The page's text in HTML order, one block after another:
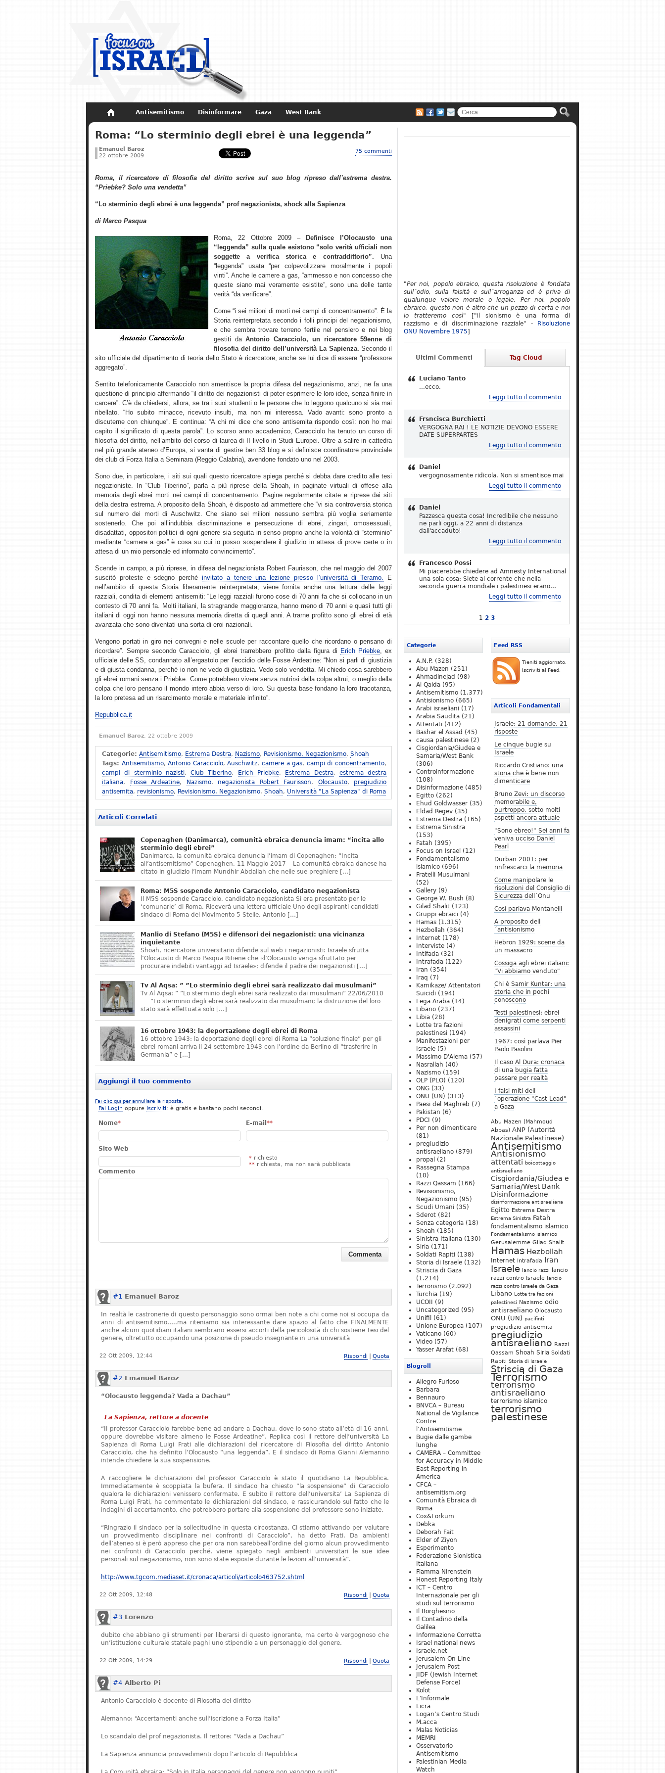
Antisemitismo Disinformare Gaza West Bank
Non dimenticare Storia di Israele
Roma: “Lo sterminio degli ebrei è una leggenda”
Emanuel Baroz
22 ottobre 2009
75 commenti
Roma, il ricercatore di filosofia del diritto scrive sul suo blog ripreso dall’estrema destra.
“Priebke? Solo una vendetta”
“Lo sterminio degli ebrei è una leggenda” prof negazionista, shock alla Sapienza
di Marco Pasqua
Roma, 22 Ottobre 2009 –
Definisce l’Olocausto una
“leggenda” sulla quale esistono “solo verità ufficiali non
soggette a verifica storica e contraddittorio”. Una
“leggenda” usata “per colpevolizzare moralmente i popoli
vinti”. Anche le camere a gas, “ammesso e non concesso che
queste siano mai veramente esistite”, sono una delle tante
verità “da verificare”.
Come “i sei milioni di morti nei campi di concentramento”. È la
Storia reinterpretata secondo i folli principi del negazionismo,
e che sembra trovare terreno fertile nel pensiero e nei blog
gestiti daAntonio Caracciolo, un ricercatore 59enne di
filosofia del diritto dell’università La Sapienza. Secondo il
sito ufficiale del dipartimento di teoria dello Stato è ricercatore, anche se lui dice di essere “professore
aggregato”.
Sentito telefonicamente Caracciolo non smentisce la propria difesa del negazionismo, anzi, ne fa una
questione di principio affermando “il diritto dei negazionisti di poter esprimere le loro idee, senza finire in
carcere”. C’è da chiedersi, allora, se tra i suoi studenti o le persone che lo leggono qualcuno si sia mai
ribellato. “Ho subito minacce, ricevuto insulti, ma non mi interessa. Vado avanti: sono pronto a
discuterne con chiunque”. E continua: “A chi mi dice che sono antisemita rispondo così: non ho mai
capito il significato di questa parola”. Lo scorso anno accademico, Caracciolo ha tenuto un corso di
filosofia del diritto, nell’ambito del corso di laurea di II livello in Studi Europei. Oltre a salire in cattedra
nel più grande ateneo d’Europa, si vanta di gestire ben 33 blog e si definisce coordinatore provinciale
dei club di Forza Italia a Seminara (Reggio Calabria), avendone fondato uno nel 2003.
Sono due, in particolare, i siti sui quali questo ricercatore spiega perché si debba dare credito alle tesi
negazioniste. In “Club Tiberino”, parla a più riprese della Shoah, in paginate virtuali di offese alla
memoria degli ebrei morti nei campi di concentramento. Pagine regolarmente citate e riprese dai siti
della destra estrema. A proposito della Shoah, è disposto ad ammettere che “vi sia controversia storica
sul numero dei morti di Auschwitz. Che siano sei milioni nessuno sembra più voglia seriamente
sostenerlo. Che poi all’indubbia discriminazione e persecuzione di ebrei, zingari, omosessuali,
disadattati, oppositori politici di ogni genere sia seguita in senso proprio anche la volontà di “sterminio”
mediante “camere a gas” è cosa su cui io posso sospendere il giudizio in attesa di prove certe o in
attesa di un mio personale ed informato convincimento”.
Scende in campo, a più riprese, in difesa del negazionista Robert Faurisson, che nel maggio del 2007
suscitò proteste e sdegno perché invitato a tenere una lezione presso l’università di Teramo. E
nell’ambito di questa Storia liberamente reinterpretata, viene fornita anche una lettura delle leggi
razziali, condita di elementi antisemiti: “Le leggi razziali furono cose di 70 anni fa che si collocano in un
contesto di 70 anni fa. Molti italiani, la stragrande maggioranza, hanno meno di 70 anni e quasi tutti gli
italiani di oggi non hanno nessuna memoria diretta di quegli anni. A trarne profitto sono gli ebrei di età
avanzata che sono diventati una sorta di eroi nazionali.
Vengono portati in giro nei convegni e nelle scuole per raccontare quello che ricordano o pensano di
ricordare”. Sempre secondo Caracciolo, gli ebrei trarrebbero profitto dalla figura di Erich Priebke, ex
ufficiale delle SS, condannato all’ergastolo per l’eccidio delle Fosse Ardeatine: “Non si parli di giustizia
e di giusta condanna, perché io non ne vedo di giustizia. Vedo solo vendetta. Mi chiedo cosa sarebbero
gli ebrei romani senza i Priebke. Come potrebbero vivere senza nutrirsi della colpa altrui, o meglio della
colpa che loro pensano il mondo intero abbia verso di loro. Su questa base fondano la loro tracotanza,
la loro pretesa ad un risarcimento morale e materiale infinito”.
Repubblica.it
Emanuel Baroz, 22 ottobre 2009
Categorie: Antisemitismo, Estrema Destra, Nazismo, Revisionismo, Negazionismo, Shoah
Tags: Antisemitismo,Antonio Caracciolo,Auschwitz,camere a gas, campi di concentramento,
campi di sterminio nazisti,Club Tiberino, Erich Priebke, Estrema Destra, estrema destra
italiana, Fosse Ardeatine, Nazismo, negazionista Robert Faurisson, Olocausto, pregiudizio
antisemita, revisionismo, Revisionismo, Negazionismo, Shoah, Università "La Sapienza" di Roma
Articoli Correlati
Copenaghen (Danimarca), comunità ebraica denuncia imam: “incita allo
sterminio degli ebrei”
Danimarca, la comunità ebraica denuncia l’imam di Copenaghen: “Incita
all’antisemitismo” Copenaghen, 11 Maggio 2017 – La comunità ebraica danese ha
citato in giudizio l’imam Mundhir Abdallah che nelle sue preghiere […]
Roma: M5S sospende Antonio Caracciolo, candidato negazionista
Il M5S sospende Caracciolo, candidato negazionista Si era presentato per le
‘comunarie’ di Roma. Riceverà una lettera ufficiale Uno degli aspiranti candidati
sindaco di Roma del Movimento 5 Stelle, Antonio […]
Manlio di Stefano (M5S) e difensori dei negazionisti: una vicinanza
inquietante
Shoah, ricercatore universitario difende sul web i negazionisti: Israele sfrutta
l’Olocausto di Marco Pasqua Ritiene che «l’Olocausto venga sfruttato per
procurare indebiti vantaggi ad Israele»; difende il padre dei negazionisti […]
Tv Al Aqsa: ” ”Lo sterminio degli ebrei sarà realizzato dai musulmani”
Tv Al Aqsa: ” ”Lo sterminio degli ebrei sarà realizzato dai musulmani” 22/06/2010
”Lo sterminio degli ebrei sarà realizzato dai musulmani; la distruzione del loro
stato sarà effettuata solo […]
16 ottobre 1943: la deportazione degli ebrei di Roma
16 ottobre 1943: la deportazione degli ebrei di Roma La “soluzione finale” per gli
ebrei romani arriva il 24 settembre 1943 con l’ordine da Berlino di “trasferire in
Germania” e […]
Aggiungi il tuo commento
Fai clic qui per annullare la risposta.
Fai Login oppure Iscriviti: è gratis e bastano pochi secondi.
Nome* E-mail **
Sito Web
* richiesto
** richiesta, ma non sarà pubblicata
Commento
#1 Emanuel Baroz
In realtà le castronerie di questo personaggio sono ormai ben note a chi come noi si occupa da
anni di antisemitismo…..ma riteniamo sia interessante dare spazio al fatto che FINALMENTE
anche alcuni quotidiani italiani sembrano essersi accorti della pericolosità di chi sostiene tesi del
genere, oltretutto occupando una posizione di pseudo insegnante in una università
22 Ott 2009, 12:44 Rispondi Quota
#2 Emanuel Baroz
“Olocausto leggenda? Vada a Dachau”
La Sapienza, rettore a docente
“Il professor Caracciolo farebbe bene ad andare a Dachau, dove io sono stato all’età di 16 anni,
oppure dovrebbe visitare almeno le Fosse Ardeatine”. Replica così il rettore dell’università La
Sapienza di Roma Luigi Frati alle dichiarazioni del ricercatore di Filosofia del diritto Antonio
Caracciolo, che ha definito l’Olocausto “una leggenda”. E il sindaco di Roma Gianni Alemanno
intende chiedere la sua sospensione.
A raccogliere le dichiarazioni del professor Caracciolo è stato il quotidiano La Repubblica.
Immediatamente è scoppiata la bufera. Il sindaco ha chiesto “la sospensione” di Caracciolo
qualora le dichiarazioni venissero confermate. E subito il rettore dell’universita’ La Sapienza di
Roma Luigi Frati, ha commentato le dichiarazioni del sindaco, e rassicurandolo sul fatto che le
indagini di accertamento, che potrebbero portare alla sospensione del professore sono iniziate.
“Ringrazio il sindaco per la sollecitudine in questa circostanza. Ci stiamo attivando per valutare
un provvedimento disciplinare nei confronti di Caracciolo”, ha detto Frati. Da ambienti
dell’ateneo si è però appreso che per ora non sarebbeall’ordine del giorno alcun provvedimento
nei confronti di Caracciolo perché, viene spiegato negli ambienti universitari le sue idee
personali sul negazionismo, non sono state esposte durante le lezioni all’università”.
http://www.tgcom.mediaset.it/cronaca/articoli/articolo463752.shtml
22 Ott 2009, 12:48 Rispondi Quota
#3 Lorenzo
dubito che abbiano gli strumenti per liberarsi di questo ignorante, ma certo è vergognoso che
un’istituzione culturale statale paghi uno stipendio a un personaggio del genere.
22 Ott 2009, 14:29 Rispondi Quota
#4 Alberto Pi
Antonio Caracciolo è docente di Filosofia del diritto
Alemanno: “Accertamenti anche sull’iscrizione a Forza Italia”
Lo scandalo del prof negazionista. Il rettore: “Vada a Dachau”
La Sapienza annuncia provvedimenti dopo l’articolo di Repubblica
"Per noi, popolo ebraico, questa risoluzione è fondata
sull´odio, sulla falsità e sull´arroganza ed è priva di
qualunque valore morale o legale. Per noi, popolo
ebraico, questo non è altro che un pezzo di carta e noi
lo tratteremo così" ["il sionismo è una forma di
razzismo e di discriminazione razziale" -
Risoluzione
ONU Novembre 1975]
Ultimi Commenti Tag Cloud
Luciano Tanto
...ecco.
Leggi tutto il commento
Frsncisca Burchietti
VERGOGNA RAI ! LE NOTIZIE DEVONO ESSERE
DATE SUPERPARTES
Leggi tutto il commento
Daniel
vergognosamente ridicola. Non si smentisce mai
Leggi tutto il commento
Daniel
Pazzesca questa cosa! Incredibile che nessuno
ne parli oggi, a 22 anni di distanza
dall'accaduto!
Leggi tutto il commento
Francesco Possi
Mi piacerebbe chiedere ad Amnesty International
una sola cosa: Siete al corrente che nella
seconda guerra mondiale i palestinesi erano…
Leggi tutto il commento
1 2 3
Feed RSS
Tieniti aggiornato.
Iscriviti al Feed.
Articoli Fondamentali
Israele: 21 domande, 21
risposte
Le cinque bugie su
Israele
Riccardo Cristiano: una
storia che è bene non
dimenticare
Bruno Zevi: un discorso
memorabile e,
purtroppo, sotto molti
aspetti ancora attuale
"Sono ebreo!" Sei anni fa
veniva ucciso Daniel
Pearl
Durban 2001: per
rinfrescarci la memoria
Come manipolare le
risoluzioni del Consiglio di
Sicurezza dell´Onu
Così parlava Montanelli
A proposito dell
´antisionismo
Hebron 1929: scene da
un massacro
Cossiga agli ebrei italiani:
"Vi abbiamo venduto"
Chi è Samir Kuntar: una
storia che in pochi
conoscono
Testi palestinesi: ebrei
denigrati come serpenti
assassini
1967: così parlava Pier
Paolo Pasolini
Il caso Al Dura: cronaca
di una bugia fatta
passare per realtà
I falsi miti dell
´operazione "Cast Lead"
a Gaza
Abu Mazen (Mahmoud
Abbas) ANP (Autorità
Nazionale Palestinese)
Antisemitismo
Antisionismo
attentati boicottaggio
antisraeliano
Cisgiordania/Giudea e
Samaria/West Bank
Disinformazione
disinformazione antisraeliana
Egitto Estrema Destra
Estrema Sinistra Fatah
fondamentalismo islamico
Fondamentalismo islamico
Gerusalemme Gilad Shalit
Hamas Hezbollah
Internet Intrafada Iran
Israele lancio razzi
lancio
razzi contro Israele lancio
razzi contro Israele da Gaza
Libano Lotte tra fazioni
palestinesi Nazismo odio
antisraeliano Olocausto
ONU (UN) pacifinti
pregiudizio antisemita
pregiudizio
antisraeliano Razzi
Qassam Shoah Siria Soldati
Rapiti Storia di Israele
Striscia di Gaza
Terrorismo
terrorismo
antisraeliano
terrorismo islamico
terrorismo
palestinese
Categorie
A.N.P. (328)
Abu Mazen (251)
Ahmadinejad (98)
Al Qaida (95)
Antisemitismo (1.377)
Antisionismo (665)
Arabi israeliani (17)
Arabia Saudita (21)
Attentati (412)
Bashar el Assad (45)
causa palestinese (2)
Cisgiordania/Giudea e
Samaria/West Bank
(306)
Controinformazione
(108)
Disinformazione (485)
Egitto (262)
Ehud Goldwasser (35)
Eldad Regev (35)
Estrema Destra (165)
Estrema Sinistra
(153)
Fatah (395)
Focus on Israel (12)
Fondamentalismo
islamico (696)
Fratelli Musulmani
(52)
Gallery (9)
George W. Bush (8)
Gilad Shalit (123)
Gruppi ebraici (4)
Hamas (1.315)
Hezbollah (364)
Internet (178)
Interviste (4)
Intifada (32)
Intrafada (122)
Iran (354)
Iraq (7)
Kamikaze/ Attentatori
Suicidi (194)
Lega Araba (14)
Libano (237)
Libia (28)
Lotte tra fazioni
palestinesi (194)
Manifestazioni per
Israele (5)
Massimo D'Alema (57)
Nasrallah (40)
Nazismo (159)
OLP (PLO) (120)
ONG (33)
ONU (UN) (313)
Paesi del Maghreb (7)
Pakistan (6)
PDCI
(9)
Per non dimenticare
(81)
pregiudizio
antisraeliano (879)
propal (2)
Rassegna Stampa
(10)
Razzi Qassam (166)
Revisionismo,
Negazionismo (95)
Scudi Umani (35)
Sderot (82)
Senza categoria (18)
Shoah (185)
Sinistra Italiana (130)
Siria (171)
Soldati Rapiti (138)
Storia di Israele (132)
Striscia di Gaza
(1.214)
Terrorismo (2.092)
Turchia (19)
UCOII
(9)
Uncategorized (95)
Unifil
(61)
Unione Europea (107)
Vaticano (60)
Video (57)
Yasser Arafat (68)
Blogroll
Allegro Furioso
Barbara
Bennauro
BNVCA – Bureau
National de Vigilance
Contre
l’Antisemitisme
Bugie dalle gambe
lunghe
CAMERA – Committee
for Accuracy in Middle
East Reporting in
America
CFCA –
antisemitism.org
Comunità Ebraica di
Roma
Cox&Forkum
Debka
Deborah Fait
Elder of Ziyon
Esperimento
Federazione Sionistica
Italiana
Fiamma Nirenstein
Honest Reporting Italy
ICT – Centro
Internazionale per gli
studi sul terrorismo
Il Borghesino
Il Contadino della
Galilea
Informazione Corretta
Israel national news
Israele.net
Jerusalem On Line
Jerusalem Post
JIDF (Jewish Internet
Defense Force)
Kolot
L'Informale
Licra
Logan’s Centro Studi
M.acca
Malas Noticias
MEMRI
Osservatorio
Antisemitismo
Palestinian Media
Watch